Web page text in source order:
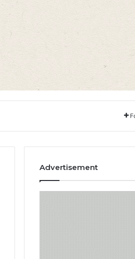
Advertisement